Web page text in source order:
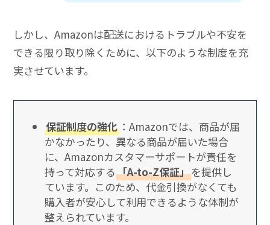
しかし、Amazonは配送におけるトラブルや不安を
できる限り取り除くために、以下のような制度を充
実させています。
保証制度の強化 ：Amazonでは、商品が届
かなかったり、異なる商品が届いた場合
に、Amazonカスタマーサポートが責任を
持って対応する「A-to-Z保証」を提供し
ています。このため、代金引換がなくても
購入者が安心して利用できるような体制が
整えられています。